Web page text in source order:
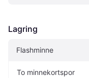
Lagring
Flashminne
To minnekortspor